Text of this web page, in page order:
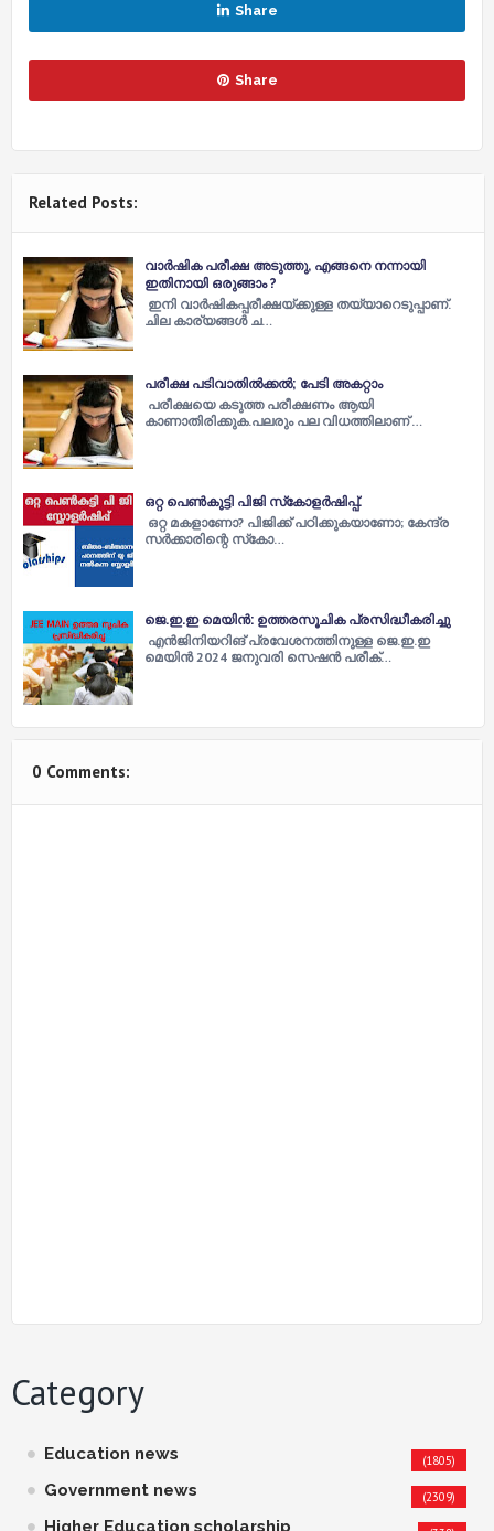
Share
Share
Related Posts:
വാർഷിക പരീക്ഷ അടുത്തു, എങ്ങനെ നന്നായി
ഇതിനായി ഒരുങ്ങാം ?
ഇനി വാര്‍ഷികപ്പരീക്ഷയ്ക്കുള്ള തയ്യാറെടുപ്പാണ്.
ചില കാര്യങ്ങള്‍ ച…
പരീക്ഷ പടിവാതില്‍ക്കല്‍; പേടി അകറ്റാം
പരീക്ഷയെ കടുത്ത പരീക്ഷണം ആയി
കാണാതിരിക്കുക.പലരും പല വിധത്തിലാണ് …
ഒറ്റ പെൺകുട്ടി പിജി സ്‌കോളർഷിപ്പ്.
ഒറ്റ മകളാണോ? പിജിക്ക് പഠിക്കുകയാണോ; കേന്ദ്ര
സര്‍ക്കാരിന്റെ സ്‌കോ…
ജെ.ഇ.ഇ മെയിൻ: ഉത്തരസൂചിക പ്രസിദ്ധീകരിച്ചു
എൻജിനിയറിങ് പ്രവേശനത്തിനുള്ള ജെ.ഇ.ഇ
മെയിൻ 2024 ജനുവരി സെഷൻ പരീക്…
0 Comments:
Category
Education news (1805)
Government news (2309)
Higher Education scholarship